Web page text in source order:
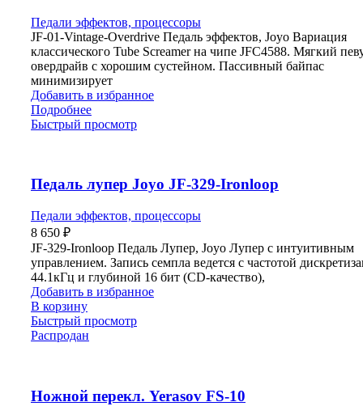
Педали эффектов, процессоры
JF-01-Vintage-Overdrive Педаль эффектов, Joyo Вариация
классического Tube Screamer на чипе JFC4588. Мягкий
овердрайв с хорошим сустейном. Пассивный байпас
минимизирует
Добавить в избранное
Подробнее
Быстрый просмотр
Педаль лупер Joyo JF-329-Ironloop
Педали эффектов, процессоры
8 650 ₽
JF-329-Ironloop Педаль Лупер, Joyo Лупер с интуитивным
управлением. Запись семпла ведется с частотой
44.1кГц и глубиной 16 бит (CD-качество),
Добавить в избранное
В корзину
Быстрый просмотр
Распродан
Ножной перекл. Yerasov FS-10